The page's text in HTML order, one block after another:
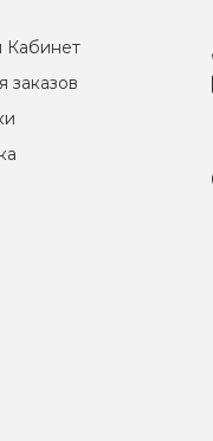
Кабинет
заказов